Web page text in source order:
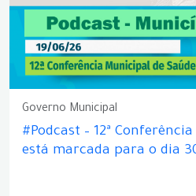
Governo Municipal
#Podcast – 12ª
está marcada para o dia